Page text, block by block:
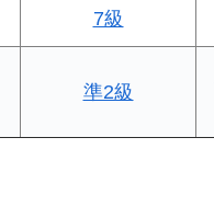
7級
準2級